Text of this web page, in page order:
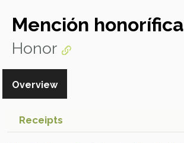
Mención honorífica
Honor
Overview
Receipts